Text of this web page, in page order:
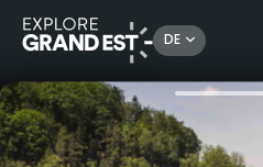
DE
Sehenswertes in der Region Grand Est